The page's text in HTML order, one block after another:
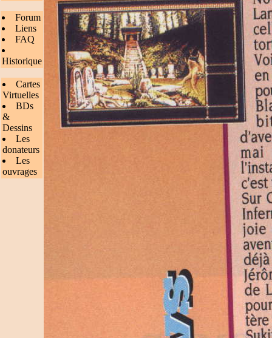
Forum
Liens
FAQ
Historique
Cartes
Virtuelles
BDs
&
Dessins
Les
donateurs
Les
ouvrages